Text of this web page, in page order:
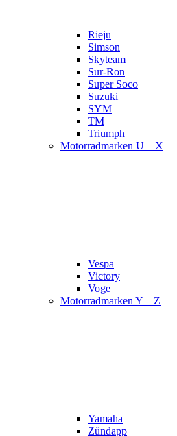
Rieju
Simson
Skyteam
Sur-Ron
Super Soco
Suzuki
SYM
TM
Triumph
Motorradmarken U – X
Vespa
Victory
Voge
Motorradmarken Y – Z
Yamaha
Zündapp